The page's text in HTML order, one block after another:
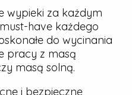
wypieki za każdym
have każdego
do wycinania
pracy z masą
masą solną.
i bezpieczne